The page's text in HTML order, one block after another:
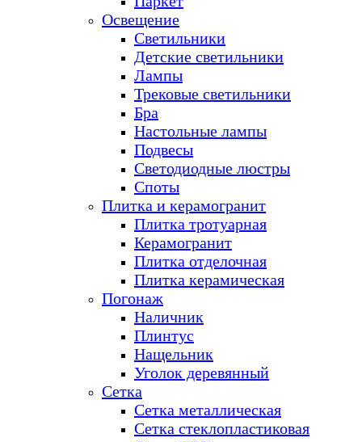
Освещение
Светильники
Детские светильники
Лампы
Трековые светильники
Бра
Настольные лампы
Подвесы
Светодиодные люстры
Споты
Плитка и керамогранит
Плитка тротуарная
Керамогранит
Плитка отделочная
Плитка керамическая
Погонаж
Наличник
Плинтус
Нащельник
Уголок деревянный
Сетка
Сетка металлическая
Сетка стеклопластиковая